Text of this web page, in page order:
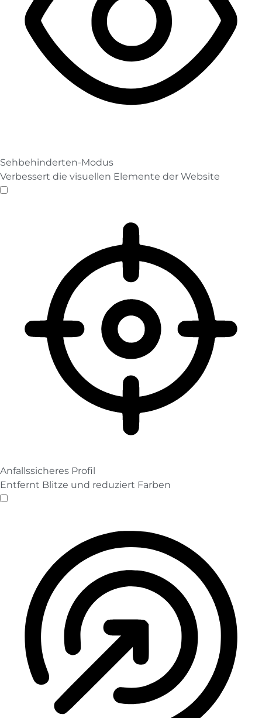
Sehbehinderten-Modus
Verbessert die visuellen Elemente der Website
Sehbehinderten-Modus
Anfallssicheres Profil
Entfernt Blitze und reduziert Farben
Anfallssicheres Profil